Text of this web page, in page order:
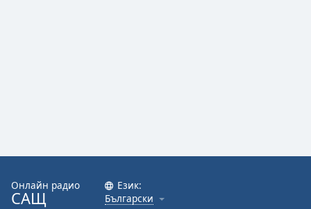
Онлайн радио
САЩ
Език:
Български